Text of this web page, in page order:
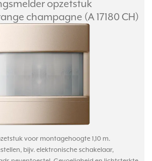
opzetstuk
champagne (A 17180 CH)
voor montagehoogte 1,10 m.
bijv. elektronische schakelaar,